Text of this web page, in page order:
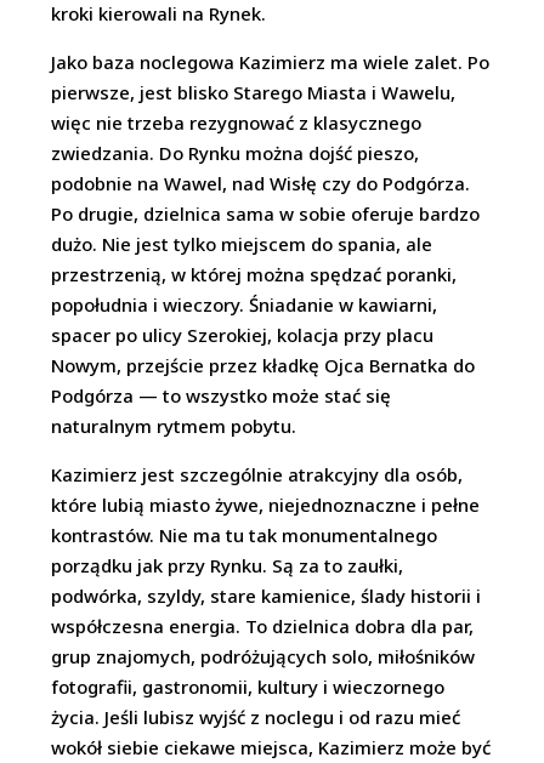
kroki kierowali na Rynek.
Jako baza noclegowa Kazimierz ma wiele zalet. Po
pierwsze, jest blisko Starego Miasta i Wawelu,
więc nie trzeba rezygnować z klasycznego
zwiedzania. Do Rynku można dojść pieszo,
podobnie na Wawel, nad Wisłę czy do Podgórza.
Po drugie, dzielnica sama w sobie oferuje bardzo
dużo. Nie jest tylko miejscem do spania, ale
przestrzenią, w której można spędzać poranki,
popołudnia i wieczory. Śniadanie w kawiarni,
spacer po ulicy Szerokiej, kolacja przy placu
Nowym, przejście przez kładkę Ojca Bernatka do
Podgórza — to wszystko może stać się
naturalnym rytmem pobytu.
Kazimierz jest szczególnie atrakcyjny dla osób,
które lubią miasto żywe, niejednoznaczne i pełne
kontrastów. Nie ma tu tak monumentalnego
porządku jak przy Rynku. Są za to zaułki,
podwórka, szyldy, stare kamienice, ślady historii i
współczesna energia. To dzielnica dobra dla par,
grup znajomych, podróżujących solo, miłośników
fotografii, gastronomii, kultury i wieczornego
życia. Jeśli lubisz wyjść z noclegu i od razu mieć
wokół siebie ciekawe miejsca, Kazimierz może być